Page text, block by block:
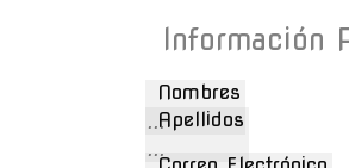
Información
Nombres
Apellidos